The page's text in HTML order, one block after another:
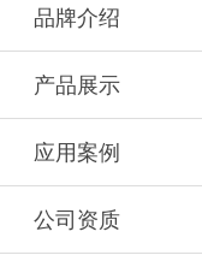
品牌介绍
产品展示
应用案例
公司资质